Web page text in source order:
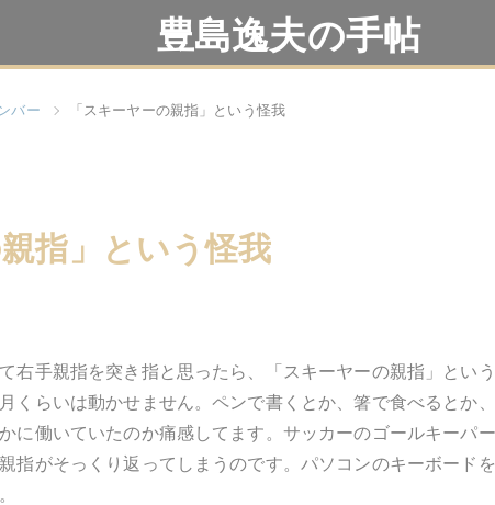
豊島逸夫の手帖
バー 「スキーヤーの親指」という怪我
指」という怪我
右手親指を突き指と思ったら、「スキーヤーの親指」とい
くらいは動かせません。ペンで書くとか、箸で食べるとか
に働いていたのか痛感してます。サッカーのゴールキーパ
指がそっくり返ってしまうのです。パソコンのキーボード